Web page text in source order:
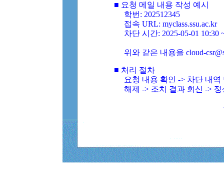
■ 요청 메일 내용 작성 예시
학번: 202512345
접속 URL: myclass.ssu.ac.kr
차단 시간: 2025-05-01 10:30
위와 같은 내용을 cloud-
■ 처리 절차
요청 내용 확인 -> 차단 내
해제 -> 조치 결과 회신 ->